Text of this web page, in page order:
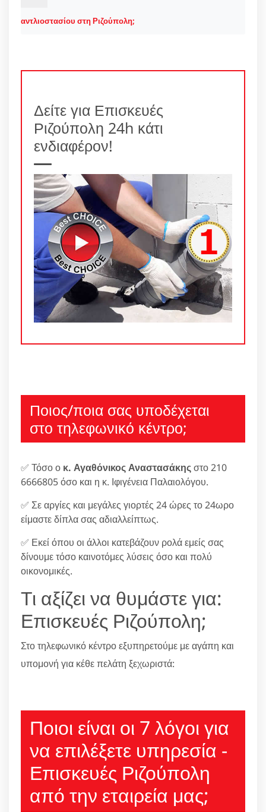
αντλιοστασίου στη Ριζούπολη;
Δείτε για Επισκευές
Ριζούπολη 24h κάτι
ενδιαφέρον!
Ποιος/ποια σας υποδέχεται
στο τηλεφωνικό κέντρο;
✅ Τόσο ο κ. Αγαθόνικος Αναστασάκηςστο 210
6666805 όσο και η κ. Ιφιγένεια Παλαιολόγου.
✅ Σε αργίες και μεγάλες γιορτές 24 ώρες το 24ωρο
είμαστε δίπλα σας αδιαλλείπτως.
✅ Εκεί όπου οι άλλοι κατεβάζουν ρολά εμείς σας
δίνουμε τόσο καινοτόμες λύσεις όσο και πολύ
οικονομικές.
Τι αξίζει να θυμάστε για:
Επισκευές Ριζούπολη;
Στο τηλεφωνικό κέντρο εξυπηρετούμε με αγάπη και
υπομονή για κέθε πελάτη ξεχωριστά:
Ποιοι είναι οι 7 λόγοι για
να επιλέξετε υπηρεσία -
Επισκευές Ριζούπολη
από την εταιρεία μας;